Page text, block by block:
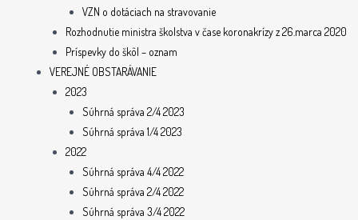
VZN o dotáciach na stravovanie
Rozhodnutie ministra školstva v čase koronakrízy z 26.marca 2020
Príspevky do škôl – oznam
VEREJNÉ OBSTARÁVANIE
2023
Súhrná správa 2/4 2023
Súhrná správa 1/4 2023
2022
Súhrná správa 4/4 2022
Súhrná správa 2/4 2022
Súhrná správa 3/4 2022